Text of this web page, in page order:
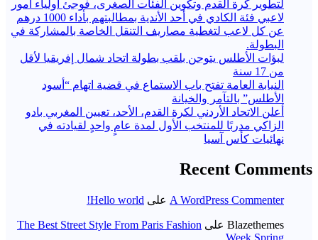
لتطوير كرة القدم وتكوين الفئات الصغرى، فوجئ أولياء أمور
لاعبي فئة الكادي في أحد الأندية بمطالبتهم بأداء 1000 درهم
عن كل لاعب لتغطية مصاريف التنقل الخاصة بالمشاركة في
البطولة.
لبؤات الأطلس يتوجن بلقب بطولة اتحاد شمال إفريقيا لأقل
من 17 سنة
النيابة العامة تفتح باب الاستماع في قضية اتهام “أسود
الأطلس” بالتآمر والخيانة
أعلن الاتحاد الأردني لكرة القدم، الأحد، تعيين المغربي بادو
الزاكي مدربًا للمنتخب الأول لمدة عامٍ واحدٍ لقيادته ​في
نهائيات كأس آسيا
Recent Comments
A WordPress Commenter على Hello world!
Blazethemes على The Best Street Style From Paris Fashion
Week Spring